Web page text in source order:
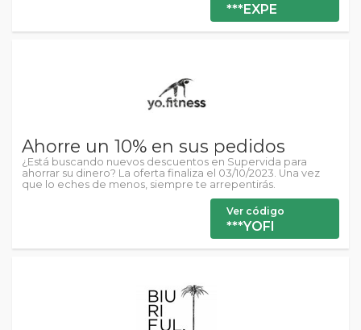
***EXPE
Ahorre un 10% en sus pedidos
¿Está buscando nuevos descuentos en Supervida para
ahorrar su dinero? La oferta finaliza el 03/10/2023. Una vez
que lo eches de menos, siempre te arrepentirás.
Ver código
***YOFI